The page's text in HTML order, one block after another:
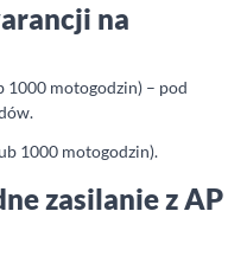
na
1000 motogodzin) – pod
1000 motogodzin).
zasilanie z AP